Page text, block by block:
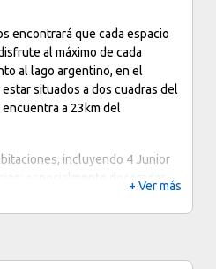
encontrará que cada espacio
al máximo de cada
al lago argentino, en el
situados a dos cuadras del
a 23km del
incluyendo 4 Junior
especialmente decoradas
de los Andes.
+ Ver más